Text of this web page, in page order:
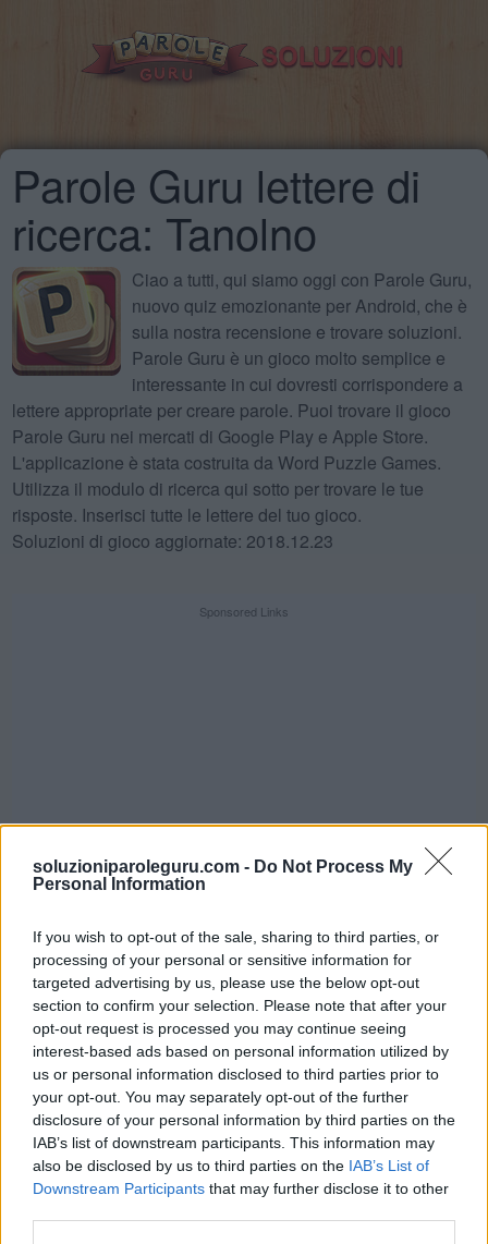
soluzioniparoleguru.com - Do Not Process My
Personal Information
If you wish to opt-out of the sale, sharing to third parties, or
processing of your personal or sensitive information for
targeted advertising by us, please use the below opt-out
section to confirm your selection. Please note that after your
opt-out request is processed you may continue seeing
interest-based ads based on personal information utilized by
us or personal information disclosed to third parties prior to
your opt-out. You may separately opt-out of the further
disclosure of your personal information by third parties on the
IAB’s list of downstream participants. This information may
also be disclosed by us to third parties on the IAB’s List of
Downstream Participants that may further disclose it to other
Parole Guru lettere di
ricerca: Tanolno
Ciao a tutti, qui siamo oggi con Parole Guru,
nuovo quiz emozionante per Android, che è
sulla nostra recensione e trovare soluzioni.
Parole Guru è un gioco molto semplice e
interessante in cui dovresti corrispondere a
lettere appropriate per creare parole. Puoi trovare il gioco
Parole Guru nei mercati di Google Play e Apple Store.
L'applicazione è stata costruita da Word Puzzle Games.
Utilizza il modulo di ricerca qui sotto per trovare le tue
risposte. Inserisci tutte le lettere del tuo gioco.
Soluzioni di gioco aggiornate: 2018.12.23
Sponsored Links
SFIDA QUOTIDIANA
Ricerca per lettere. Inserisci tutte le
lettere del puzzle:
Ricerca
per
lettere.
Inserisci
tutte
lettere
Ricerca
Seleziona il tuo puzzle:
Livello 379
Lettere: ALTONNO